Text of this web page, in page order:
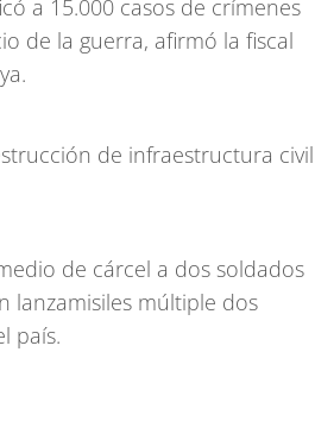
a 15.000 casos de crímenes
de la guerra, afirmó la fiscal
de infraestructura civil
de cárcel a dos soldados
lanzamisiles múltiple dos
país.